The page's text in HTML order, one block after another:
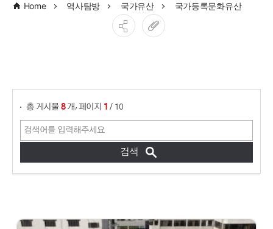
Home 역사탐방 국가유산 국가등록문화유산
총 게시물 8개 , 페이지 1 / 10